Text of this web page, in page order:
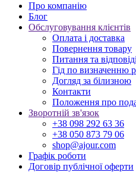
Про компанію
Блог
Обслуговування клієнтів
Оплата і доставка
Повернення товару
Питання та
Гід по визначенню
Догляд за білизною
Контакти
Положення про
Зворотній зв'язок
+38 098 292 63 36
+38 050 873 79 06
shop@ajour.com
Графік роботи
Договір публічної оферти